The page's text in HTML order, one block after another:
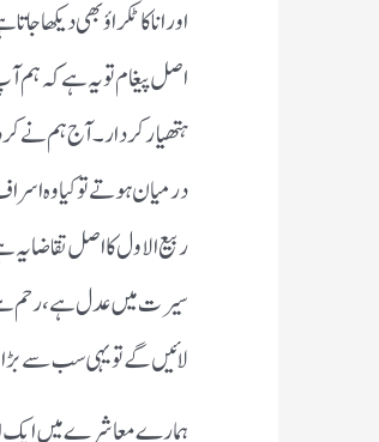
اور انا کا ٹکراؤ بھی
اصل پیغام تو یہ ہے کہ
ہتھیار کردار۔ آج ہم نے
درمیان ہوتے تو کیا وہ
ربیع الاول کا اصل
سیرت میں عدل ہے، رحم
لائیں گے تو یہی سب سے
ہمارے معاشرے میں ایک